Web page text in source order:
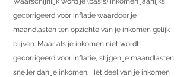
gecorrigeerd voor inflatie waardoor je
maandlasten ten opzichte van je inkomen gelijk
blijven. Maar als je inkomen niet wordt
gecorrigeerd voor inflatie, stijgen je maandlasten
sneller dan je inkomen. Het deel van je inkomen